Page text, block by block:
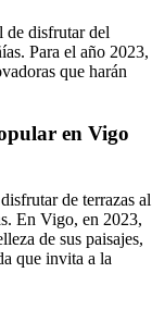
de disfrutar del
Para el año 2023,
que harán
en Vigo
de terrazas al
En Vigo, en 2023,
de sus paisajes,
que invita a la